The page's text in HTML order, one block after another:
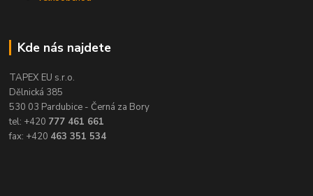
Kde nás najdete
TAPEX EU s.r.o.
Dělnická 385
530 03 Pardubice - Černá za Bory
tel: +420 777 461 661
fax: +420 463 351 534